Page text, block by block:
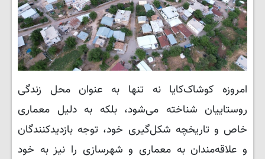
امروزه کوشاک‌کایا نه تنها به عنوان محل زندگی
روستاییان شناخته می‌شود، بلکه به دلیل معماری
خاص و تاریخچه شکل‌گیری خود، توجه بازدیدکنندگان
و علاقه‌مندان به معماری و شهرسازی را نیز به خود